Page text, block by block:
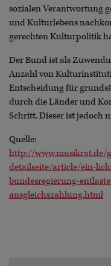
sozialen Verantwortung
und Kulturlebens
gerechten Kulturpolitik
Der Bund ist als
Anzahl von
Entscheidung für
durch die Länder und
Schritt. Dieser ist jedoch
Quelle:
http://www.musikrat.de/
detailseite/article/ein-
bundesregierung-
ausgleichszahlung.html